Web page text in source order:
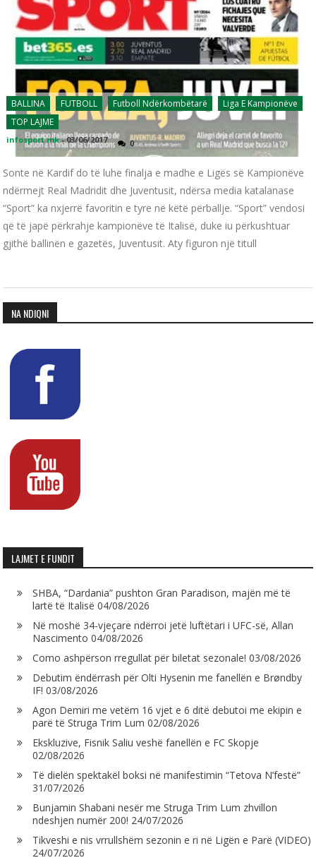
BALLINA FUTBOLL Futboll Ndërkombëtarë
Liga E Kampionëve
TOP LAJME
infosport.mk -03/06/2017 0
Sonte në Kardif do të luhe finalja e madhe e Ligës së Kampionëve
ndërmejt Real Madridit dhe Juventusit, ndërsa media katalanase
“Sport” ka nxjerrë favoritin e tyre në këtë përballje. “Sport” vendosi
që të japë përkrahje kampionëve të Italisë, duke iu përkushtuar
gjithë ballinën e gazetës, Juventusit. Aty figuron një titull
NA NDIQNI
LAJMET E FUNDIT
SHBA, “Dardania” pushton Gran Paradison, majën më të
lartë të Italisë 04/08/2026
Në moshë 34-vjeçare ndërroi jetë luftëtari i UFC-së, Allan
Nascimento 04/08/2026
Como ashpërson rregullat për biletat sezonale! 03/08/2026
Debutim ëndërrash për Olti Hysenin me fanellën e Brøndby
IF! 03/08/2026
Agon Demiri me vetëm 16 vjet e 6 ditë debutoi me ekipin e
parë të Struga Trim Lum 02/08/2026
Ekskluzive, Fisnik Saliu veshë fanellën e FC Skopje
02/08/2026
Të dielën spektakël boksi në manifestimin “Tetova N’festë”
31/07/2026
Bunjamin Shabani nesër me Struga Trim Lum zhvillon
ndeshjen numër 200! 24/07/2026
Tikveshi e nis vrrullshëm sezonin e ri në Ligën e Parë (VIDEO)
24/07/2026